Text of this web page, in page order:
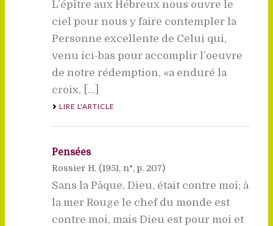
L’épître aux Hébreux nous ouvre le
ciel pour nous y faire contempler la
Personne excellente de Celui qui,
venu ici-bas pour accomplir l’oeuvre
de notre rédemption, «a enduré la
croix, [...]
LIRE L'ARTICLE
Pensées
Rossier H. (1951, n°, p. 207)
Sans la Pâque, Dieu, était contre moi; à
la mer Rouge le chef du monde est
contre moi, mais Dieu est pour moi et